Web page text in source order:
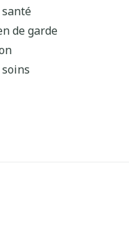
de garde